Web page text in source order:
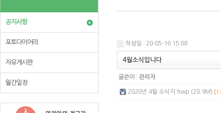
공지사항
포토다이어리
자유게시판
월간일정
작성일 : 20-05-16 15:08
4월소식입니다
글쓴이 : 관리자
2020년 4월 소식지.hwp (28.9M)